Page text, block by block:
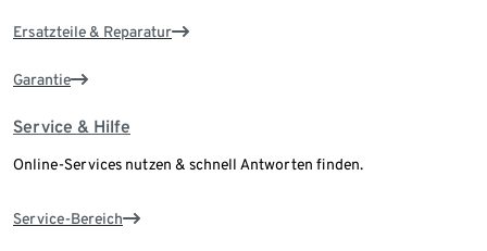
Ersatzteile & Reparatur
Garantie
Service & Hilfe
Online-Services nutzen & schnell Antworten finden.
Service-Bereich